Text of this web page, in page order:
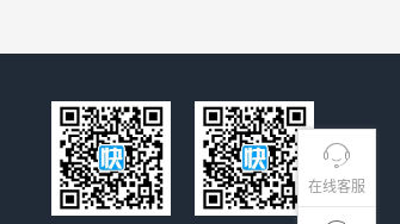
在线客服